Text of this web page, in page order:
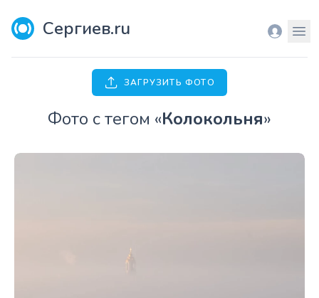
Сергиев.ru Вход
ЗАГРУЗИТЬ ФОТО
Фото с тегом «Колокольня»